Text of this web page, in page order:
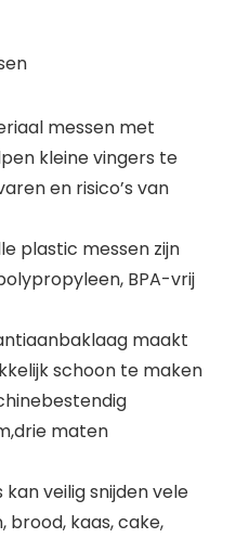
messen met
kleine vingers te
en risico’s van
plastic messen zijn
BPA-vrij
maakt
schoon te maken
maten
veilig snijden vele
brood, kaas, cake,